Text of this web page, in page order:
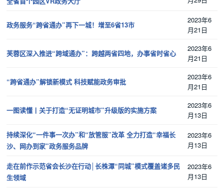
政务服务“跨省通办”再下一城！增至6省13市
2023年6
月21日
芙蓉区深入推进“跨域通办”：跨越两省四地，办事省时省心
2023年6
月21日
“跨省通办”解锁新模式 科技赋能政务审批
2023年6
月21日
一图读懂丨关于打造“无证明城市”升级版的实施方案
2023年6
月13日
持续深化“一件事一次办”和“放管服”改革 全力打造“幸福长
沙、网办到家”政务服务品牌
2023年6
月13日
走在前作示范省会长沙在行动│长株潭“同城”模式覆盖诸多民
生领域
2023年6
月13日